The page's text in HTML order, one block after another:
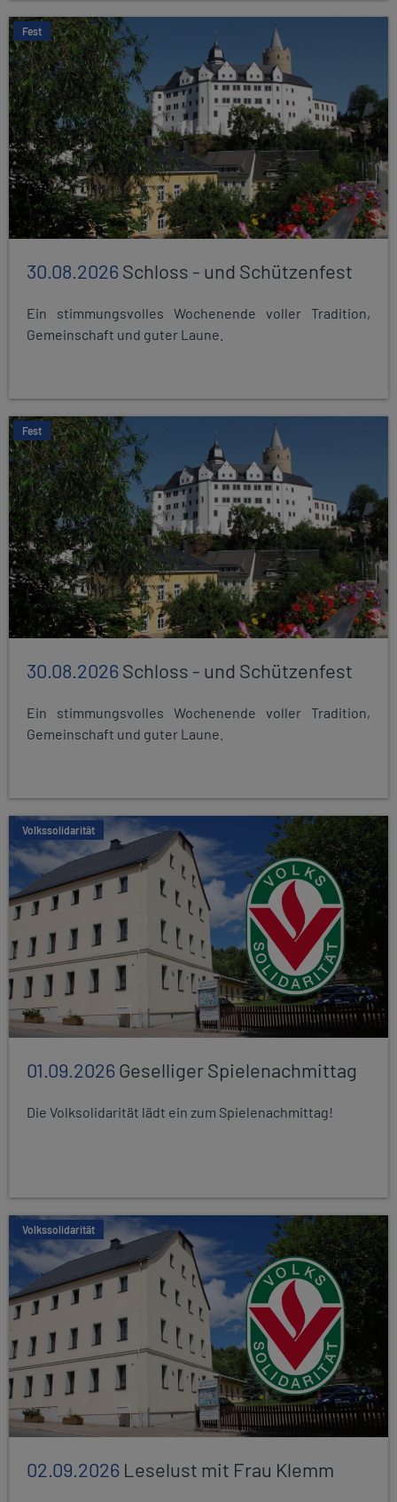
Fest
30.08.2026Schloss - und Schützenfest
Ein stimmungsvolles Wochenende voller Tradition,
Gemeinschaft und guter Laune.
Fest
30.08.2026Schloss - und Schützenfest
Ein stimmungsvolles Wochenende voller Tradition,
Gemeinschaft und guter Laune.
Volkssolidarität
01.09.2026Geselliger Spielenachmittag
Die Volksolidarität lädt ein zum Spielenachmittag!
Volkssolidarität
02.09.2026 Leselust mit Frau Klemm